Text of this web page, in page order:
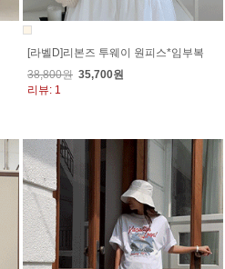
[라벨D]리본즈 투웨이 원피스*임부복
38,800원 35,700원
리뷰: 1